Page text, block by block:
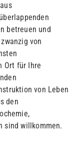
betreuen und
von
Ort für Ihre
von Leben
den
sind willkommen.